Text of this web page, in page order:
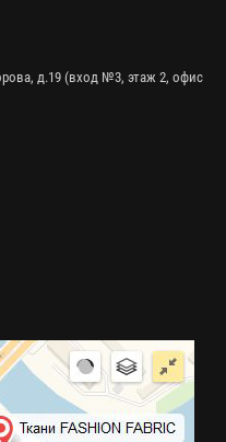
д.19 (вход №3, этаж 2, офис